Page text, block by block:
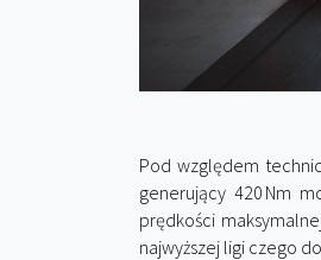
Pod względem
generujący 420 Nm
prędkości
najwyższej ligi czego